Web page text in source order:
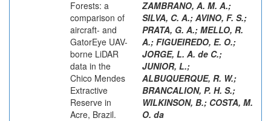
Forests: a
comparison of
aircraft- and
GatorEye UAV-
borne LiDAR
data in the
Chico Mendes
Extractive
Reserve in
Acre, Brazil.
ZAMBRANO, A. M. A.;
SILVA, C. A.; AVINO, F. S.;
PRATA, G. A.; MELLO, R.
A.; FIGUEIREDO, E. O.;
JORGE, L. A. de C.;
JUNIOR, L.;
ALBUQUERQUE, R. W.;
BRANCALION, P. H. S.;
WILKINSON, B.; COSTA, M.
O. da